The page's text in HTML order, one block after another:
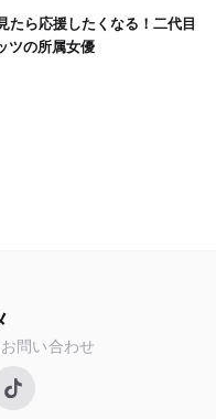
ツの所属女優
お問い合わせ